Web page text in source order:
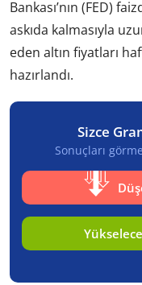
Bankası’nın (FED)
askıda kalmasıyla
eden altın fiyatları
hazırlandı.
Sizce
Sonuçları